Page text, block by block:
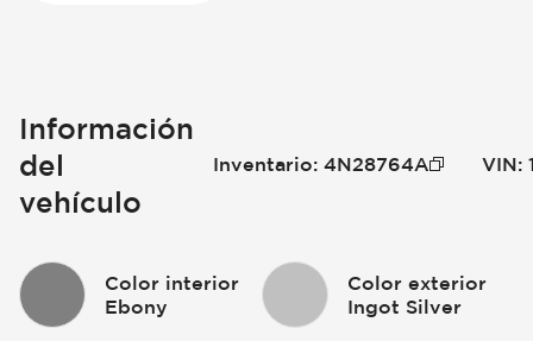
Información
del
vehículo
Inventario: 4N28764A VIN:
Color interior
Ebony
Color exterior
Ingot Silver